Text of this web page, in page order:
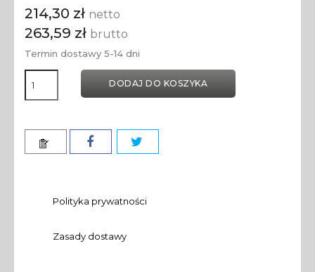
214,30 zł netto
263,59 zł brutto
Termin dostawy 5-14 dni
DODAJ DO KOSZYKA
Polityka prywatności
Zasady dostawy